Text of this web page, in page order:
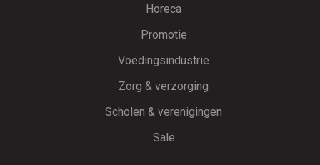
Horeca
Promotie
Voedingsindustrie
Zorg & verzorging
Scholen & verenigingen
Sale